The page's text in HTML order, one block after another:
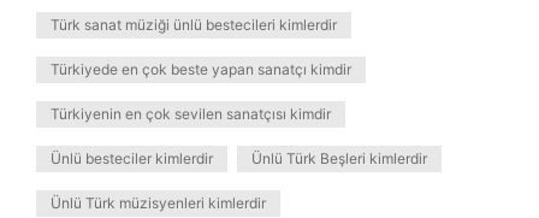
Türk sanat müziği ünlü bestecileri kimlerdir
Türkiyede en çok beste yapan sanatçı kimdir
Türkiyenin en çok sevilen sanatçısı kimdir
Ünlü besteciler kimlerdir Ünlü Türk Beşleri kimlerdir
Ünlü Türk müzisyenleri kimlerdir